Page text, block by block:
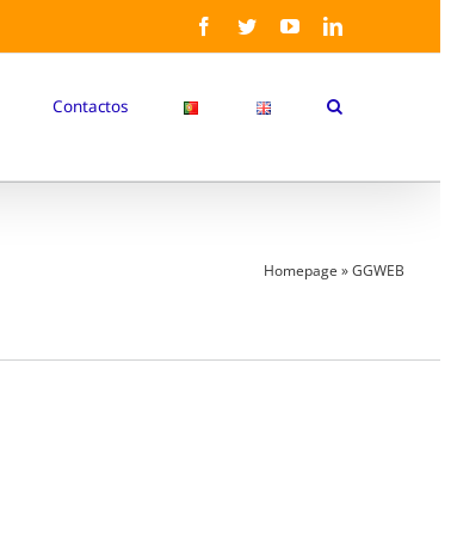
Facebook
TwitterYouTubeLinkedIn
Contactos
Homepage »GGWEB